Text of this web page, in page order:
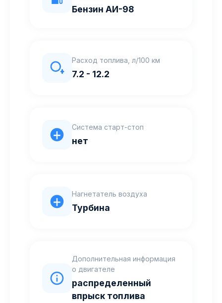
Бензин АИ-98
Расход топлива, л/100 км
7.2 - 12.2
Система старт-стоп
нет
Нагнетатель воздуха
Турбина
Дополнительная информация
о двигателе
распределенный
впрыск топлива